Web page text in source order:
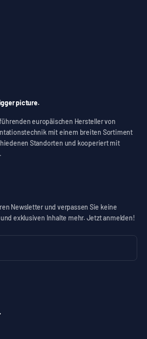
picture.
europäischen Hersteller von
mit einem breiten Sortiment
Standorten und kooperiert mit
Newsletter und verpassen Sie keine
exklusiven Inhalte mehr. Jetzt anmelden!